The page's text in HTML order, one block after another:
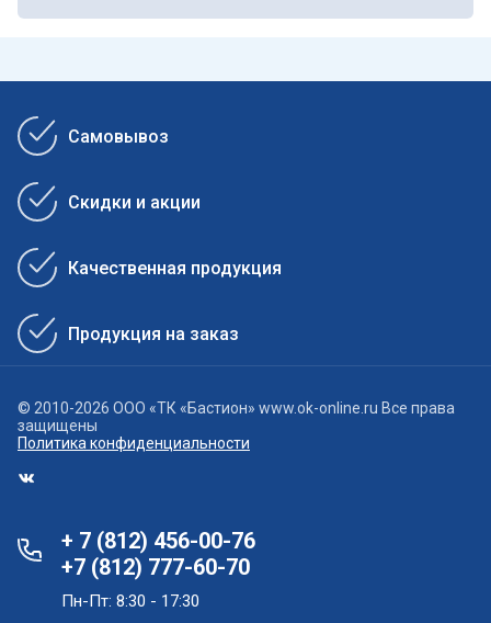
Самовывоз
Скидки и акции
Качественная продукция
Продукция на заказ
© 2010-2026 ООО «ТК «Бастион» www.ok-online.ru Все права
защищены
Политика конфиденциальности
+ 7 (812) 456-00-76
+7 (812) 777-60-70
Пн-Пт: 8:30 - 17:30